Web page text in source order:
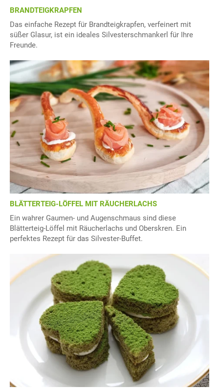
BRANDTEIGKRAPFEN
Das einfache Rezept für Brandteigkrapfen, verfeinert mit
süßer Glasur, ist ein ideales Silvesterschmankerl für Ihre
Freunde.
BLÄTTERTEIG-LÖFFEL MIT RÄUCHERLACHS
Ein wahrer Gaumen- und Augenschmaus sind diese
Blätterteig-Löffel mit Räucherlachs und Oberskren. Ein
perfektes Rezept für das Silvester-Buffet.